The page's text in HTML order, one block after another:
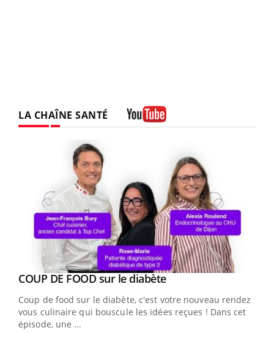
LA CHAÎNE SANTÉ
Youtube
COUP DE FOOD sur le diabèteYoutube
Coup de food sur le diabète, c'est votre nouveau rendez-
vous culinaire qui bouscule les idées reçues ! Dans cet
épisode, une ...